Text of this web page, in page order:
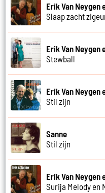
Erik Van Neygen
Slaap zacht
Erik Van Neygen
Stewball
Erik Van Neygen
Stil zijn
Sanne
Stil zijn
Erik Van Neygen
Surija Melody en